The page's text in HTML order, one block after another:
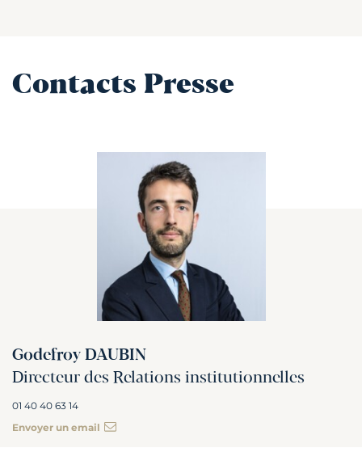
Contacts Presse
Godefroy DAUBIN
Directeur des Relations institutionnelles
01 40 40 63 14
Envoyer un email